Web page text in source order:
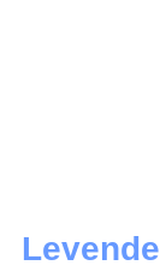
Levende